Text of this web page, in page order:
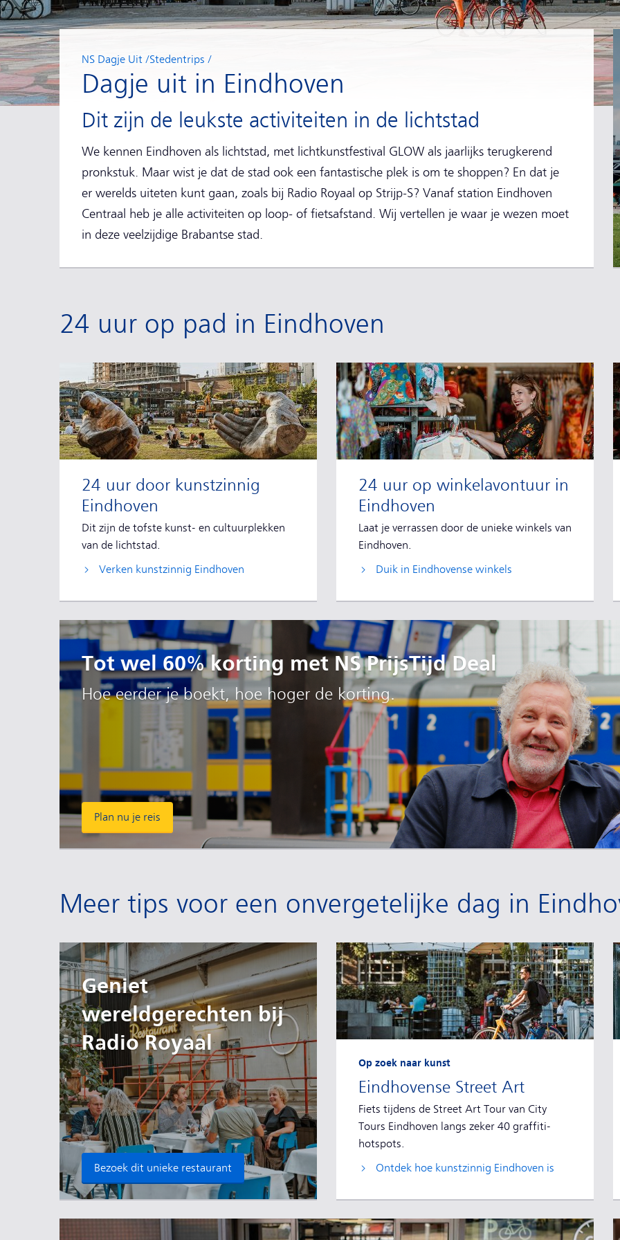
NS Dagje Uit Stedentrips
Dagje uit in Eindhoven
Dit zijn de leukste activiteiten in de lichtstad
We kennen Eindhoven als lichtstad, met lichtkunstfestival GLOW als jaarlijks terugkerend
pronkstuk. Maar wist je dat de stad ook een fantastische plek is om te shoppen? En dat je
er werelds uiteten kunt gaan, zoals bij Radio Royaal op Strijp-S? Vanaf station Eindhoven
Centraal heb je alle activiteiten op loop- of fietsafstand. Wij vertellen je waar je wezen moet
in deze veelzijdige Brabantse stad.
24 uur op pad in Eindhoven
24 uur door kunstzinnig
Eindhoven
Dit zijn de tofste kunst- en cultuurplekken
van de lichtstad.
Verken kunstzinnig Eindhoven
24 uur op winkelavontuur in
Eindhoven
Laat je verrassen door de unieke winkels van
Eindhoven.
Duik in Eindhovense winkels
Tot wel 60% korting met NS PrijsTijd Deal
Hoe eerder je boekt, hoe hoger de korting.
Plan nu je reis
Meer tips voor een onvergetelijke dag in
Geniet
wereldgerechten bij
Radio Royaal
Bezoek dit unieke restaurant
Eindhovense Street Art
Op zoek naar kunst
Fiets tijdens de Street Art Tour van City
Tours Eindhoven langs zeker 40 graffiti-
hotspots.
Ontdek hoe kunstzinnig Eindhoven is